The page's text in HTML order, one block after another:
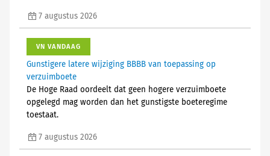
7 augustus 2026
VN VANDAAG
Gunstigere latere wijziging BBBB van toepassing op
verzuimboete
De Hoge Raad oordeelt dat geen hogere verzuimboete
opgelegd mag worden dan het gunstigste boeteregime
toestaat.
7 augustus 2026